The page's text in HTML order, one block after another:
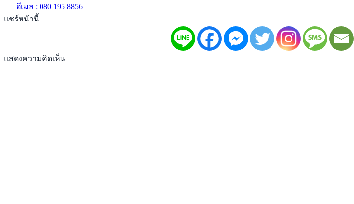
อีเมล : 080 195 8856
แชร์หน้านี้
แสดงความคิดเห็น